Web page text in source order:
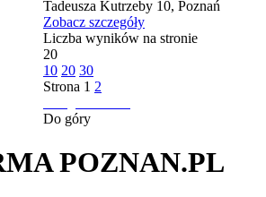
Tadeusza Kutrzeby 10, Poznań
Zobacz szczegóły
Liczba wyników na stronie
20
10 20 30
Strona 1 2
Do góry
POZNAN.PL